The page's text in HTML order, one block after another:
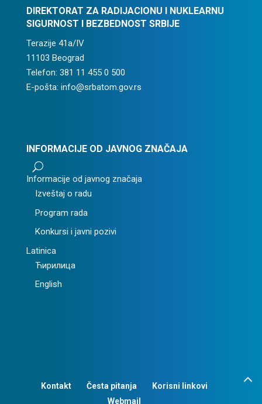
DIREKTORAT ZA RADIJACIONU I NUKLEARNU
SIGURNOST I BEZBEDNOST SRBIJE
Terazije 41a/IV
11103 Beograd
Telefon: 381 11 455 0 500
E-pošta: info@srbatom.gov.rs
INFORMACIJE OD JAVNOG ZNAČAJA
U
Informacije od javnog značaja
Izveštaj o radu
Program rada
Konkursi i javni pozivi
Latinica
Ћирилица
English
Kontakt Česta pitanja
Korisni linkovi
Webmail